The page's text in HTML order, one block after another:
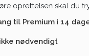
oprettelsen skal du
til Premium i 14
nødvendigt